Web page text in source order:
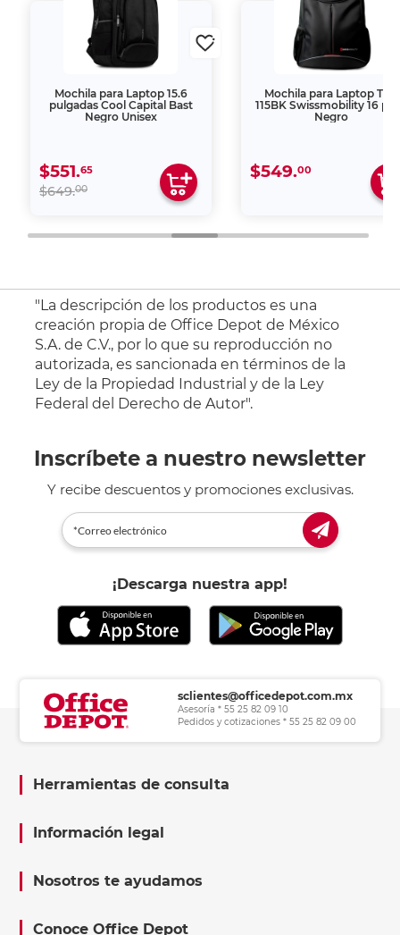
Mochila para Laptop 15.6
pulgadas Cool Capital Bast
Negro Unisex
$551.65
$649.00
Mochila para Laptop TIG-
115BK Swissmobility 16
Negro
$549.00
"La descripción de los productos es una
creación propia de Office Depot de México
S.A. de C.V., por lo que su reproducción no
autorizada, es sancionada en términos de la
Ley de la Propiedad Industrial y de la Ley
Federal del Derecho de Autor".
Inscríbete a nuestro newsletter
Y recibe descuentos y promociones exclusivas.
¡Descarga nuestra app!
sclientes@officedepot.com.mx
Asesoría * 55 25 82 09 10
Pedidos y cotizaciones * 55 25 82 09 00
Herramientas de consulta
Información legal
Nosotros te ayudamos
Conoce Office Depot